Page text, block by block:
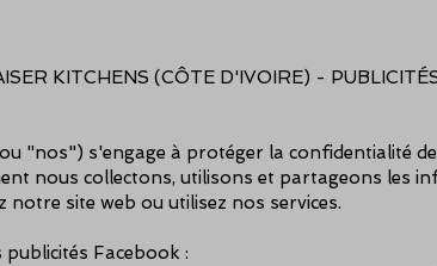
KITCHENS (CÔTE D'IVOIRE) -
"nos") s'engage à protéger la confidentialité
nous collectons, utilisons et partageons les
notre site web ou utilisez nos services.
Facebook :